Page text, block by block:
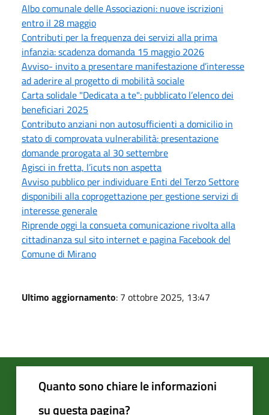
Albo comunale delle Associazioni: nuove iscrizioni
entro il 28 maggio
Contributi per la frequenza dei servizi alla prima
infanzia: scadenza domanda 15 maggio 2026
Avviso- invito a presentare manifestazione d’interesse
ad aderire al progetto di mobilità sociale
Carta solidale "Dedicata a te": pubblicato l’elenco dei
beneficiari 2025
Contributo anziani non autosufficienti a domicilio in
stato di comprovata vulnerabilità: presentazione
domande prorogata al 30 settembre
Agisci in fretta, l’icuts non aspetta
Avviso pubblico per individuare Enti del Terzo Settore
disponibili alla coprogettazione per gestione servizi di
interesse generale
Riprende oggi la consueta comunicazione rivolta alla
cittadinanza sul sito internet e pagina Facebook del
Comune di Mirano
Ultimo aggiornamento: 7 ottobre 2025, 13:47
Quanto sono chiare le informazioni
su questa pagina?